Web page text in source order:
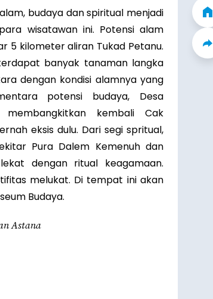
budaya dan spiritual menjadi
wisatawan ini. Potensi alam
5 kilometer aliran Tukad Petanu.
banyak tanaman langka
dengan kondisi alamnya yang
potensi budaya, Desa
membangkitkan kembali Cak
eksis dulu. Dari segi spritual,
Pura Dalem Kemenuh dan
dengan ritual keagamaan.
melukat. Di tempat ini akan
Budaya.
Astana